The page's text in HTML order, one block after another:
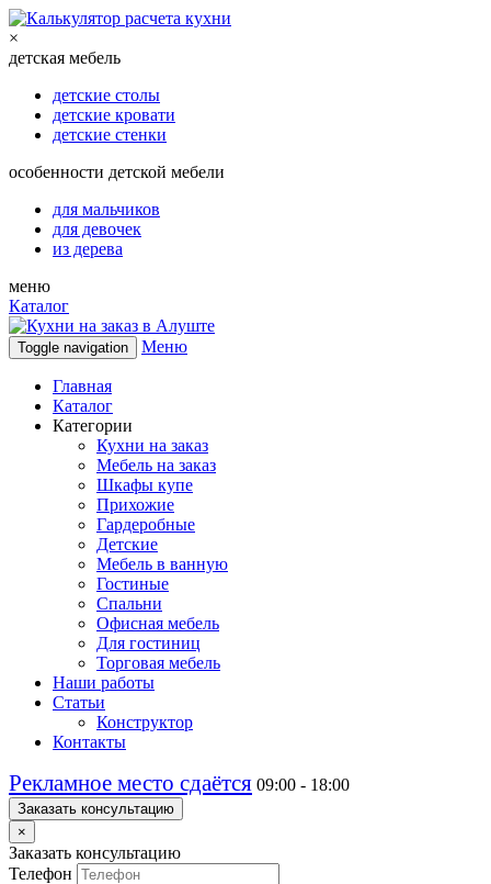
×
детская мебель
детские столы
детские кровати
детские стенки
особенности детской мебели
для мальчиков
для девочек
из дерева
меню
Каталог
Toggle navigation Меню
Главная
Каталог
Категории
Кухни на заказ
Мебель на заказ
Шкафы купе
Прихожие
Гардеробные
Детские
Мебель в ванную
Гостиные
Спальни
Офисная мебель
Для гостиниц
Торговая мебель
Наши работы
Статьи
Конструктор
Контакты
Рекламное место сдаётся 09:00 - 18:00
Заказать консультацию
×
Заказать консультацию
Телефон